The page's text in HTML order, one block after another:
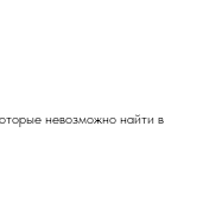
невозможно найти в